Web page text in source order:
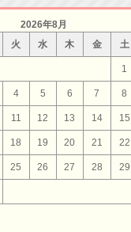
2026年8月
火 水 木 金 土
1
4 5 6 7 8
11 12 13 14 15
18 19 20 21 22
25 26 27 28 29